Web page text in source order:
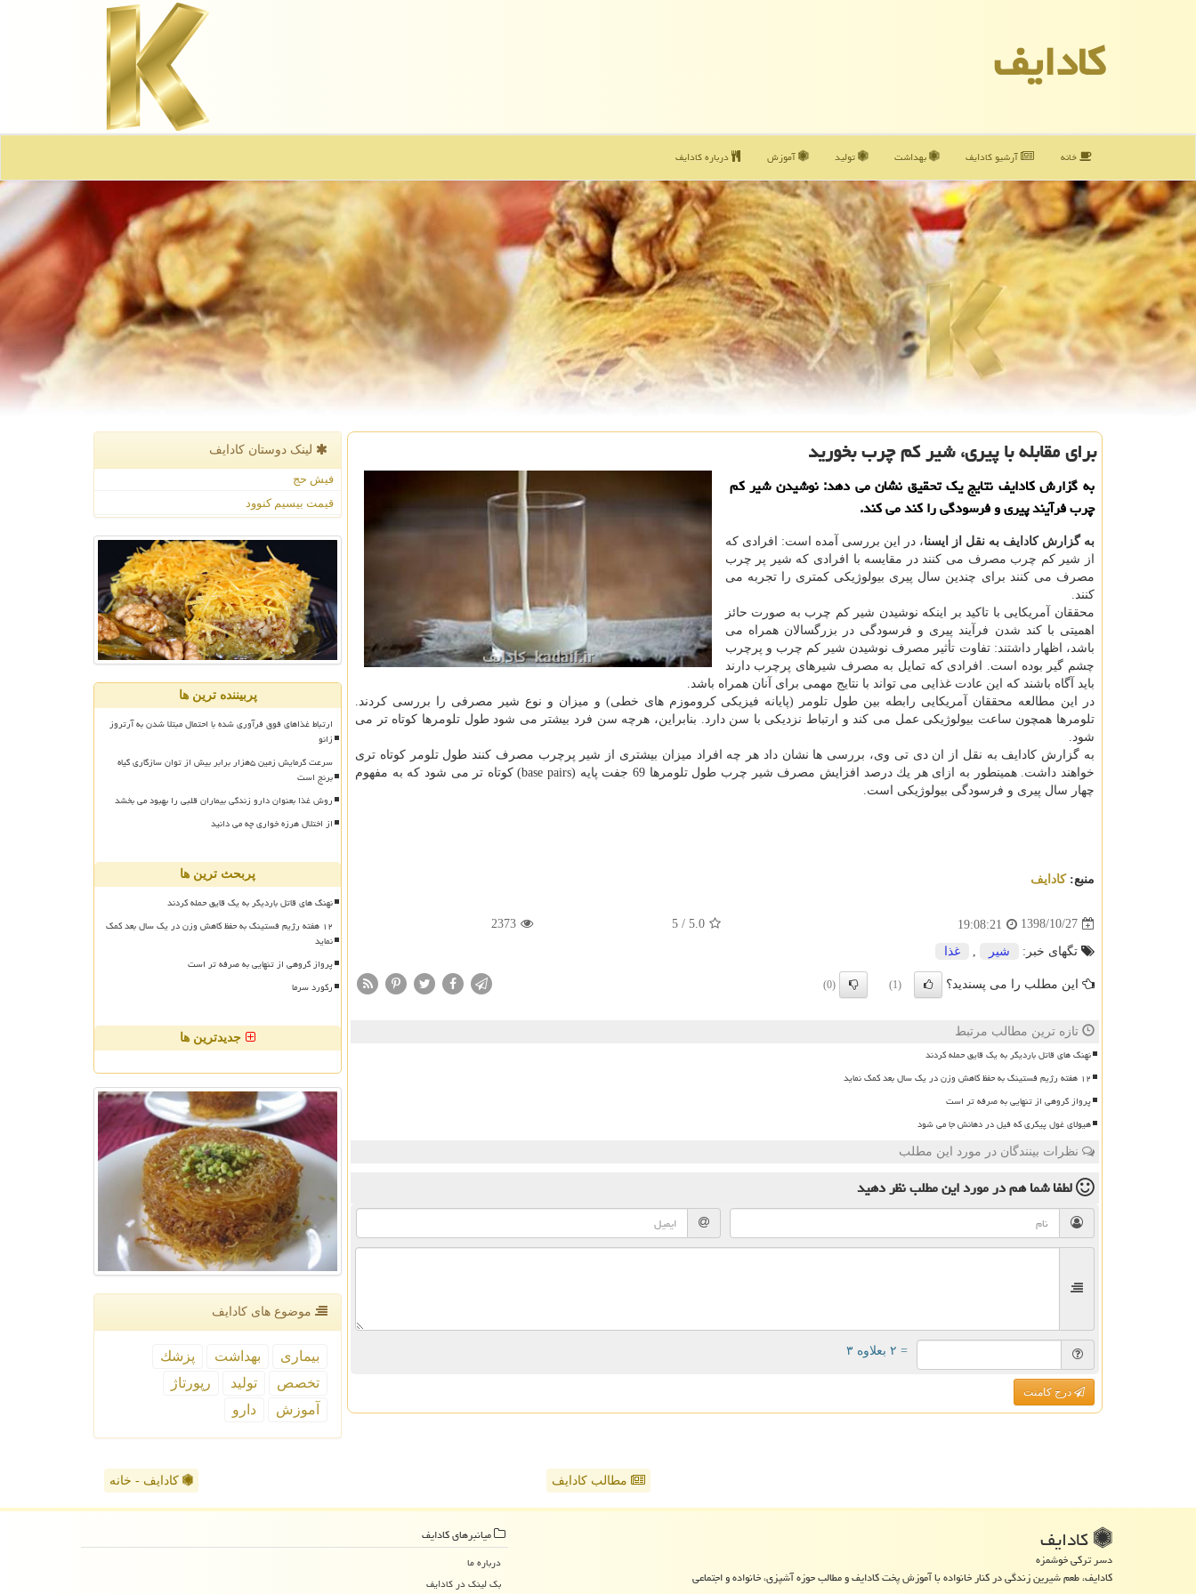
كادایف
خانه آرشیو كادایف بهداشت تولید آموزش درباره كادایف
برای مقابله با پیری، شیر كم چرب بخورید
به گزارش كادایف نتایج یك تحقیق نشان می دهد: نوشیدن شیر كم
چرب فرآیند پیری و فرسودگی را كند می كند.
به گزارش كادایف به نقل از ایسنا، در این بررسی آمده است: افرادی كه
از شیر كم چرب مصرف می كنند در مقایسه با افرادی كه شیر پر چرب
مصرف می كنند برای چندین سال پیری بیولوژیكی كمتری را تجربه می
كنند.
محققان آمریكایی با تاكید بر اینكه نوشیدن شیر كم چرب به صورت حائز
اهمیتی با كند شدن فرآیند پیری و فرسودگی در بزرگسالان همراه می
باشد، اظهار داشتند: تفاوت تأثیر مصرف نوشیدن شیر كم چرب و پرچرب
چشم گیر بوده است. افرادی كه تمایل به مصرف شیرهای پرچرب دارند
باید آگاه باشند كه این عادت غذایی می تواند با نتایج مهمی برای آنان همراه باشد.
در این مطالعه محققان آمریكایی رابطه بین طول تلومر (پایانه فیزیكی كروموزم های خطی) و میزان و نوع شیر مصرفی را بررسی كردند.
تلومرها همچون ساعت بیولوژیكی عمل می كند و ارتباط نزدیكی با سن دارد. بنابراین، هرچه سن فرد بیشتر می شود طول تلومرها كوتاه تر می
شود.
به گزارش كادایف به نقل از ان دی تی وی، بررسی ها نشان داد هر چه افراد میزان بیشتری از شیر پرچرب مصرف كنند طول تلومر كوتاه تری
خواهند داشت. همینطور به ازای هر یك درصد افزایش مصرف شیر چرب طول تلومرها 69 جفت پایه (base pairs) كوتاه تر می شود كه به مفهوم
چهار سال پیری و فرسودگی بیولوژیكی است.
منبع:كادایف
1398/10/27
19:08:21
5.0
/
5
2373
تگهای خبر: شیر , غذا
این مطلب را می پسندید؟ (1)
(0)
تازه ترین مطالب مرتبط
نهنگ های قاتل باردیگر به یک قایق حمله کردند
۱۲ هفته رژیم فستینگ به حفظ کاهش وزن در یک سال بعد کمک نماید
پرواز گروهی از تنهایی به صرفه تر است
هیولای غول پیکری که فیل در دهانش جا می شود
نظرات بینندگان در مورد این مطلب
لطفا شما همدر مورد این مطلبنظر دهید
= ۲ بعلاوه ۳
درج کامنت
لینک دوستان كادایف
فیش حج
قیمت بیسیم کنوود
پربیننده ترین ها
ارتباط غذاهای فوق فرآوری شده با احتمال مبتلا شدن به آرتروز
زانو
سرعت گرمایش زمین ۵هزار برابر بیش از توان سازگاری گیاه
برنج است
روش غذا بعنوان دارو زندگی بیماران قلبی را بهبود می بخشد
از اختلال هرزه خواری چه می دانید
پربحث ترین ها
نهنگ های قاتل باردیگر به یک قایق حمله کردند
۱۲ هفته رژیم فستینگ به حفظ کاهش وزن در یک سال بعد کمک
نماید
پرواز گروهی از تنهایی به صرفه تر است
رکورد سرما
جدیدترین ها
موضوع های كادایف
بیماری بهداشت
پزشك
تخصص
تولید
رپورتاژ
آموزش
دارو
مطالب کادایف کادایف - خانه
كادایف
دسر ترکی خوشمزه
کادایف، طعم شیرین زندگی در کنار خانواده با آموزش پخت کادایف و مطالب حوزه آشپزی، خانواده و اجتماعی
میانبرهای كادایف
درباره ما
بک لینک در كادایف